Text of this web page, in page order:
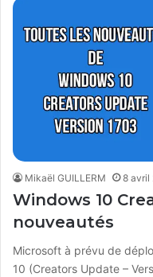
Mikaël GUILLERM 8 avril
Windows 10
nouveautés
Microsoft à prévu de
10 (Creators Update –